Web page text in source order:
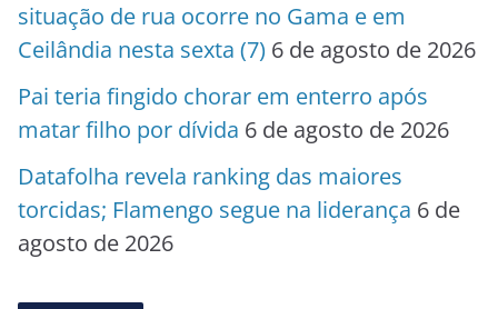
situação de rua ocorre no Gama e em
Ceilândia nesta sexta (7) 6 de agosto de 2026
Pai teria fingido chorar em enterro após
matar filho por dívida 6 de agosto de 2026
Datafolha revela ranking das maiores
torcidas; Flamengo segue na liderança 6 de
agosto de 2026